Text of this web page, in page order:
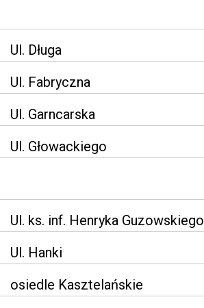
Ul. Długa
Ul. Fabryczna
Ul. Garncarska
Ul. Głowackiego
Ul. ks. inf. Henryka Guzowskiego
Ul. Hanki
osiedle Kasztelańskie